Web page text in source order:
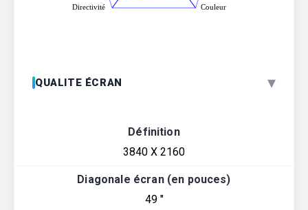
QUALITE ÉCRAN ▾
Définition
3840 X 2160
Diagonale écran (en pouces)
49 "